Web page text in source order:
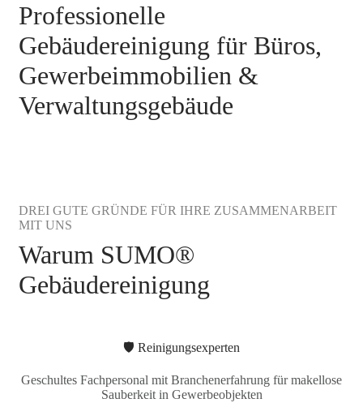
Professionelle
Gebäudereinigung für Büros,
Gewerbeimmobilien &
Verwaltungsgebäude
DREI GUTE GRÜNDE FÜR IHRE ZUSAMMENARBEIT
MIT UNS
Warum SUMO®
Gebäudereinigung
🛡️ Reinigungsexperten
Geschultes Fachpersonal mit Branchenerfahrung für makellose
Sauberkeit in Gewerbeobjekten